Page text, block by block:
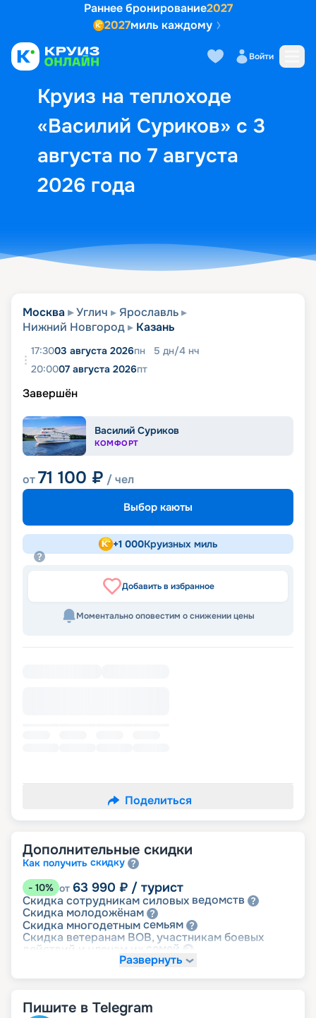
Раннее бронирование2027
2027миль каждому
Войти
Круиз на теплоходе
«Василий Суриков» с 3
августа по 7 августа
2026 года
Выбор кают Маршрут и
Москва Углич
Ярославль
Нижний Новгород
Казань
17:3003 августа 2026пн 5 дн/4 нч
20:0007 августа 2026пт
Завершён
Василий Суриков
КОМФОРТ
от71 100 ₽ / чел
Выбор каюты
+1 000Круизных миль
Добавить в избранное
Моментально оповестим о снижении цены
Поделиться
Дополнительные скидки
Как получить скидку
- 10% от 63 990 ₽ / турист
Скидка сотрудникам силовых ведомств
Скидка молодожёнам
Скидка многодетнымсемьям
Скидка ветеранам ВОВ, участникам боевых
действий и членам их семей
Развернуть
Пишите в Telegram